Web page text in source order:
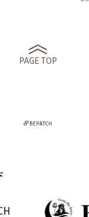
PAGE TOP